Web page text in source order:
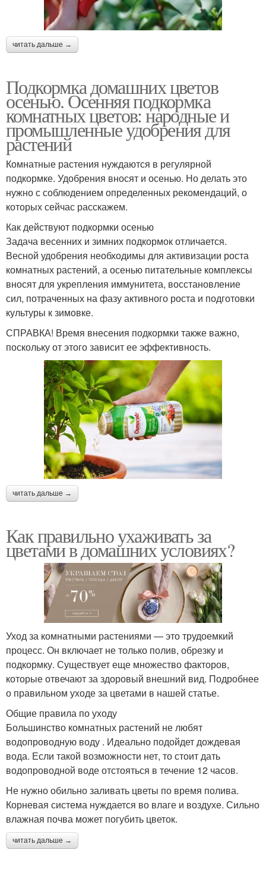
читать дальше →
Подкормка домашних цветов
осенью. Осенняя подкормка
комнатных цветов: народные и
промышленные удобрения для
растений
Комнатные растения нуждаются в регулярной
подкормке. Удобрения вносят и осенью. Но делать это
нужно с соблюдением определенных рекомендаций, о
которых сейчас расскажем.
Как действуют подкормки осенью
Задача весенних и зимних подкормок отличается.
Весной удобрения необходимы для активизации роста
комнатных растений, а осенью питательные комплексы
вносят для укрепления иммунитета, восстановление
сил, потраченных на фазу активного роста и подготовки
культуры к зимовке.
СПРАВКА! Время внесения подкормки также важно,
поскольку от этого зависит ее эффективность.
читать дальше →
Как правильно ухаживать за
цветами в домашних условиях?
Уход за комнатными растениями — это трудоемкий
процесс. Он включает не только полив, обрезку и
подкормку. Существует еще множество факторов,
которые отвечают за здоровый внешний вид. Подробнее
о правильном уходе за цветами в нашей статье.
Общие правила по уходу
Большинство комнатных растений не любят
водопроводную воду . Идеально подойдет дождевая
вода. Если такой возможности нет, то стоит дать
водопроводной воде отстояться в течение 12 часов.
Не нужно обильно заливать цветы по время полива.
Корневая система нуждается во влаге и воздухе. Сильно
влажная почва может погубить цветок.
читать дальше →